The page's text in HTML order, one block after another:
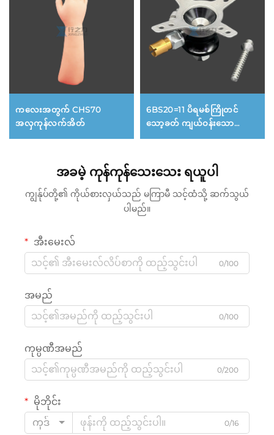
ကလေးအတွက် CHS70
အလှကုန်လက်အိတ်
6BS20=11 ပိရမစ်ကြိုတင်
သော့ခတ် ကျယ်ဝန်းသော
အခမဲ့ ကုန်ကုန်သေးသေး ရယူပါ
ကျွန်ုပ်တို့၏ ကိုယ်စားလှယ်သည် မကြာမီ သင့်ထံသို့ ဆက်သွယ်
ပါမည်။
အီးမေးလ်
0/100
အမည်
0/100
ကုမ္ပဏီအမည်
0/200
မိုဘိုင်း
ကုဒ်
0/16